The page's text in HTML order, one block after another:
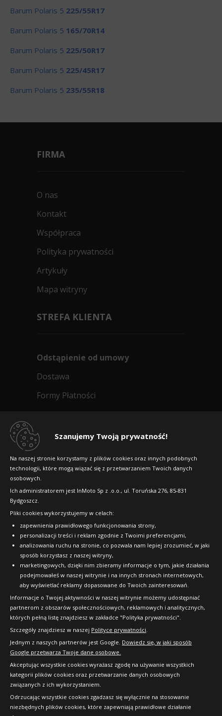
Szanujemy Twoją prywatność!
Na naszej stronie korzystamy z plików cookies oraz innych podobnych
technologii, które mogą wiązać się z przetwarzaniem Twoich danych
osobowych.
Ich administratorem jest InMoto Sp z .o.o., ul. Toruńska 276, 85-831
Bydgoszcz.
Pliki cookies wykorzystujemy w celach:
zapewnienia prawidłowego funkcjonowania strony,
personalizacji treści i reklam zgodnie z Twoimi preferencjami,
analizowania ruchu na stronie, co pozwala nam lepiej zrozumieć, w jaki
sposób korzystasz z naszej witryny,
marketingowych, dzięki nim zbieramy informacje o tym, jakie działania
podejmowałeś w naszej witrynie i na innych stronach internetowych,
aby wyświetlać reklamy dopasowane do Twoich zainteresowań.
Informacje o Twojej aktywności w naszej witrynie możemy udostępniać
partnerom z obszarów społecznościowych, reklamowych i analitycznych,
których pełną listę znajdziesz w zakładce "Polityka prywatności".
Szczegóły znajdziesz w naszej Polityce prywatności.
Jednym z naszych partnerów jest Google. Dowiedz się, w jaki sposób
Google przetwarza Twoje dane osobowe.
Akceptując wszystkie cookies wyrażasz zgodę na używanie wszystkich
kategorii plików cookies oraz przetwarzanie danych osobowych
związanych z ich wykorzystaniem.
Odrzucając wszystkie cookies zgadzasz się wyłącznie na stosowanie
niezbędnych plików cookies, które zapewniają prawidłowe działanie
Barum Polaris 5 225/55R17
Barum Polaris 5 165/70R14
Barum Polaris 5 225/50R17
Barum Polaris 5 225/45R17
Barum Polaris 5 235/55R18
FIRMA
O nas
Kontakt
Współpraca
Polityka prywatności
Artykuły
Mapa witryny
STREFA KLIENTA
Odstąpienie od umowy
Dostawa
Formy Płatności
Dlaczego warto kupić w 24opony.pl
Raty
FAQ
OFICJALNY PARTNER